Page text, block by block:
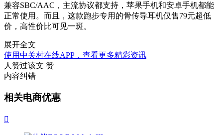
兼容SBC/AAC，主流协议都支持，苹果手机和安卓手机都能
正常使用。而且，这款跑步专用的骨传导耳机仅售79元超低
价，高性价比可见一斑。
展开全文
使用中关村在线APP，查看更多精彩资讯
人赞过该文 赞
内容纠错
相关电商优惠
